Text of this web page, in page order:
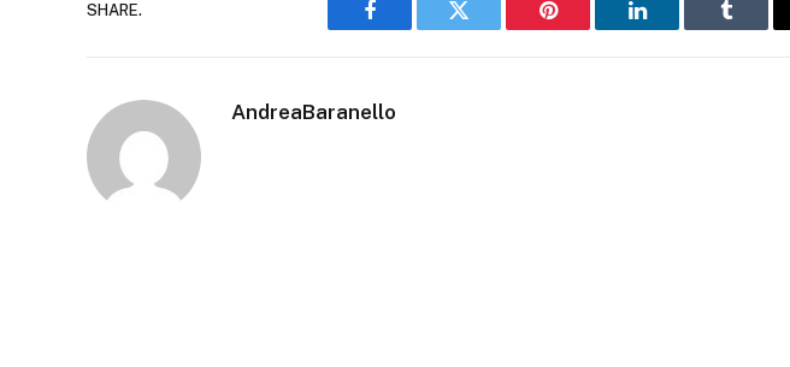
SHARE.
Facebook Twitter Pinterest LinkedIn Tumblr
AndreaBaranello